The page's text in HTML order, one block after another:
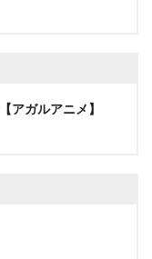
アガルアニメ】